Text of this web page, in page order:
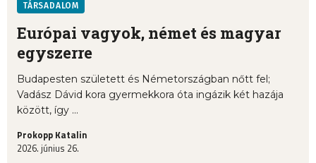
TÁRSADALOM
Európai vagyok, német és magyar
egyszerre
Budapesten született és Németországban nőtt fel;
Vadász Dávid kora gyermekkora óta ingázik két hazája
között, így ...
Prokopp Katalin
2026. június 26.